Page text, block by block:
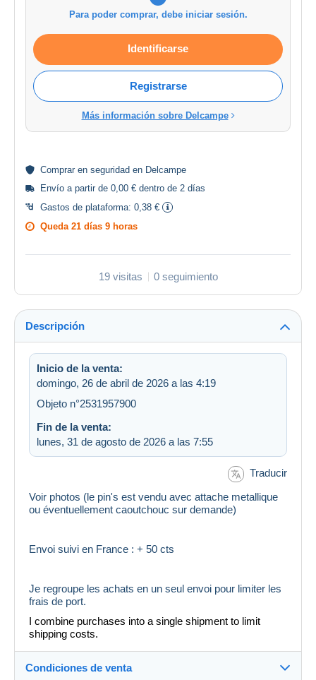
Para poder comprar, debe iniciar sesión.
Identificarse
Registrarse
Más información sobre Delcampe
Comprar en seguridad en Delcampe
Envío a partir de 0,00 € dentro de 2 días
Gastos de plataforma: 0,38 €
Queda 21 días 9 horas
19 visitas 0 seguimiento
Descripción
Inicio de la venta:
domingo, 26 de abril de 2026 a las 4:19
Objeto n°2531957900
Fin de la venta:
lunes, 31 de agosto de 2026 a las 7:55
Traducir
Voir photos (le pin's est vendu avec attache metallique
ou éventuellement caoutchouc sur demande)
Envoi suivi en France : + 50 cts
Je regroupe les achats en un seul envoi pour limiter les
frais de port.
I combine purchases into a single shipment to limit
shipping costs.
Condiciones de venta